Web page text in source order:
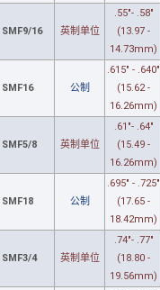
SMF9/16 英制单位
.55"- .58"
(13.97 -
14.73mm)
SMF16 公制
.615" - .640"
(15.62 -
16.26mm)
SMF5/8 英制单位
.61"- .64"
(15.49 -
16.26mm)
SMF18 公制
.695" - .725"
(17.65 -
18.42mm)
SMF3/4 英制单位
.74"- .77"
(18.80 -
19.56mm)